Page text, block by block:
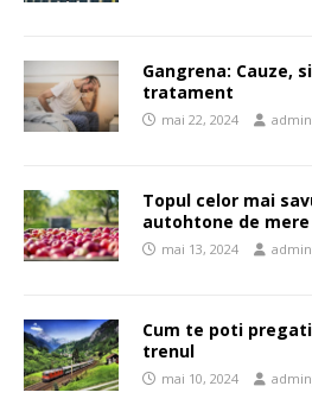
Gangrena: Cauze,
tratament
mai 22, 2024
Topul celor mai
autohtone de mere
mai 13, 2024
Cum te poti
trenul
mai 10, 2024